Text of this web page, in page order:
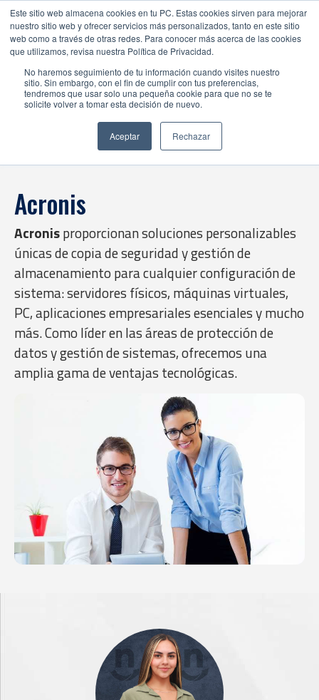
Este sitio web almacena cookies en tu PC. Estas cookies sirven para mejorar
nuestro sitio web y ofrecer servicios más personalizados, tanto en este sitio
web como a través de otras redes. Para conocer más acerca de las cookies
que utilizamos, revisa nuestra Política de Privacidad.
No haremos seguimiento de tu información cuando visites nuestro
sitio. Sin embargo, con el fin de cumplir con tus preferencias,
tendremos que usar solo una pequeña cookie para que no se te
solicite volver a tomar esta decisión de nuevo.
Aceptar Rechazar
Acronis
Acronisproporcionan soluciones personalizables
únicas de copia de seguridad y gestión de
almacenamiento para cualquier configuración de
sistema: servidores físicos, máquinas virtuales,
PC, aplicaciones empresariales esenciales y mucho
más. Como líder en las áreas de protección de
datos y gestión de sistemas, ofrecemos una
amplia gama de ventajas tecnológicas.